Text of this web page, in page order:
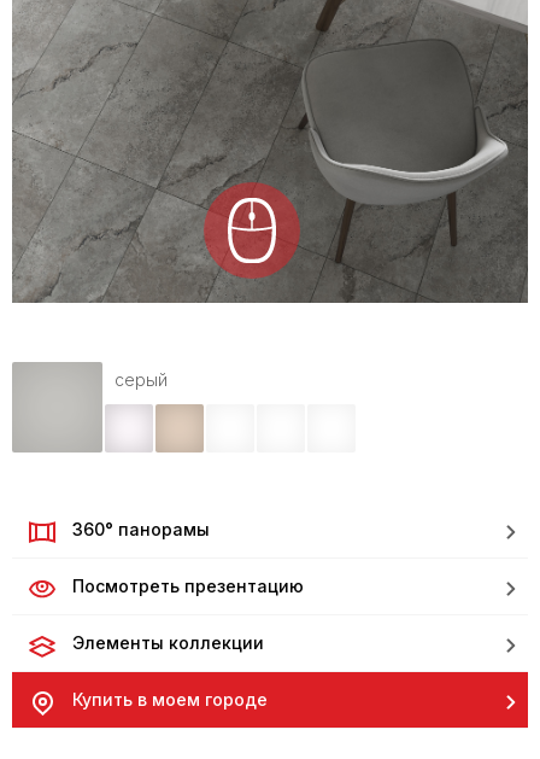
серый
360° панорамы
Посмотреть презентацию
Элементы коллекции
Купить в моем городе